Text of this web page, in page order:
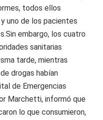
todos ellos
uno de los pacientes
embargo, los cuatro
sanitarias
tarde, mientras
drogas habían
de Emergencias
Marchetti, informó que
lo que consumieron,